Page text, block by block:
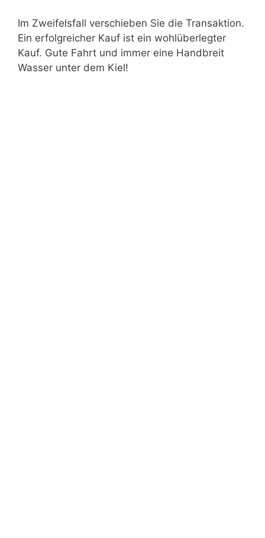
Im Zweifelsfall verschieben Sie die Transaktion.
Ein erfolgreicher Kauf ist ein wohlüberlegter
Kauf. Gute Fahrt und immer eine Handbreit
Wasser unter dem Kiel!